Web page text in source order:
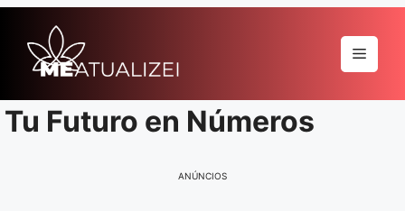
para
Menu
Tu Futuro en Números
ANÚNCIOS